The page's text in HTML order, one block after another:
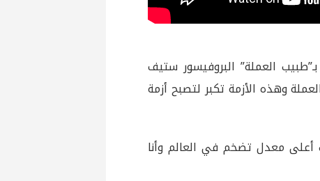
العملة” البروفيسور ستيف
وهذه الأزمة تكبر لتصبح أزمة
في السنة وهو ثالث أعلى معدل تضخم في العالم وأنا